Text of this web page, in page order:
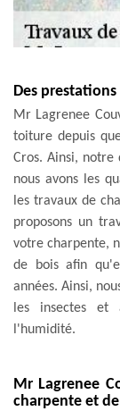
Des
Mr Lagrenee
toiture depuis
Cros. Ainsi,
nous avons les
les travaux de
proposons un
votre charpente,
de bois afin
années. Ainsi,
les insectes et
l'humidité.
Mr Lagrenee
charpente et